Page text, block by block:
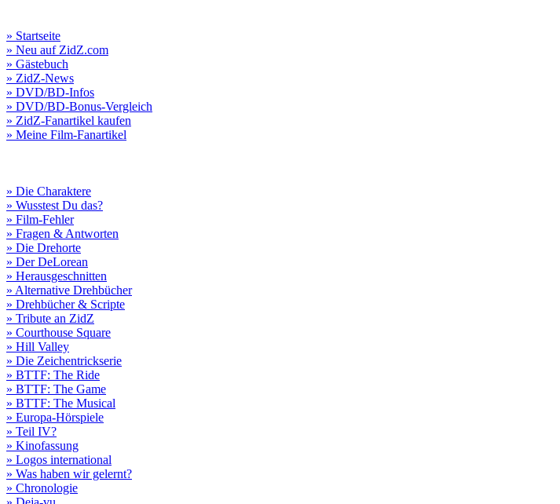
» Startseite
» Neu auf ZidZ.com
» Gästebuch
» ZidZ-News
» DVD/BD-Infos
» DVD/BD-Bonus-Vergleich
» ZidZ-Fanartikel kaufen
» Meine Film-Fanartikel
» Die Charaktere
» Wusstest Du das?
» Film-Fehler
» Fragen & Antworten
» Die Drehorte
» Der DeLorean
» Herausgeschnitten
» Alternative Drehbücher
» Drehbücher & Scripte
» Tribute an ZidZ
» Courthouse Square
» Hill Valley
» Die Zeichentrickserie
» BTTF: The Ride
» BTTF: The Game
» BTTF: The Musical
» Europa-Hörspiele
» Teil IV?
» Kinofassung
» Logos international
» Was haben wir gelernt?
» Chronologie